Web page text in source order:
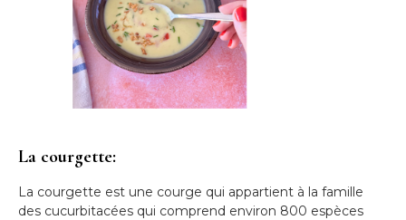
La courgette:
La courgette est une courge qui appartient à la famille
des cucurbitacées qui comprend environ 800 espèces